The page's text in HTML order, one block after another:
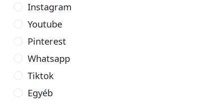
Instagram
Youtube
Pinterest
Whatsapp
Tiktok
Egyéb